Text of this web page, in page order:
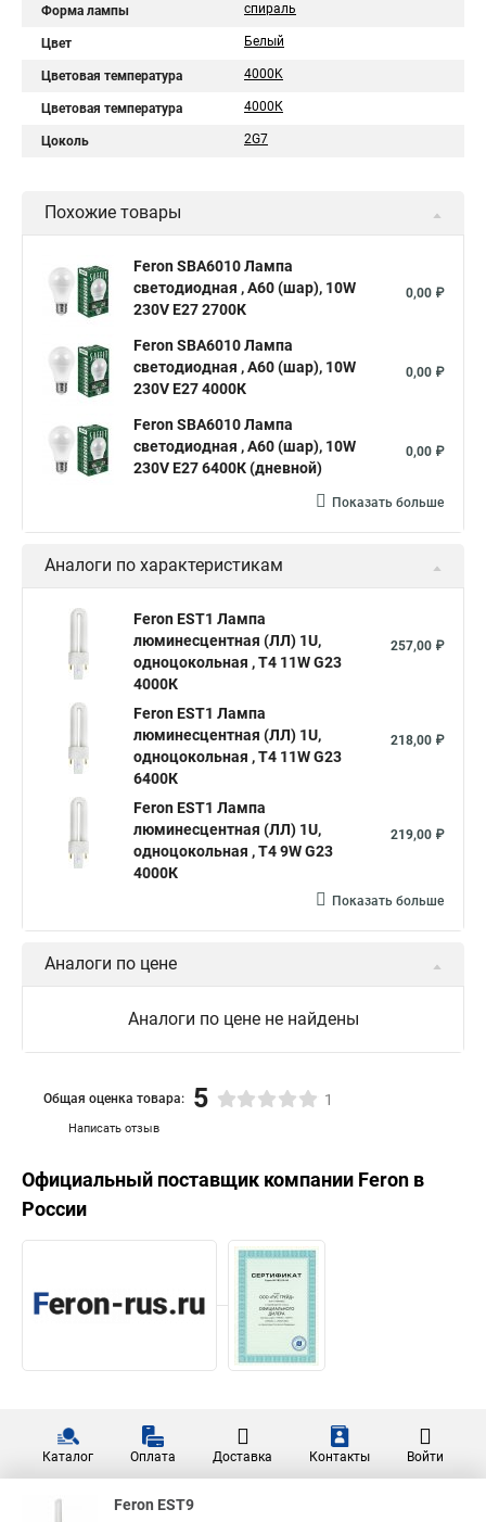
Форма лампы спираль
Цвет Белый
Цветовая температура 4000K
Цветовая температура 4000К
Цоколь 2G7
Похожие товары
Feron SBA6010 Лампа
светодиодная , A60 (шар), 10W
230V E27 2700К
0,00 ₽
Feron SBA6010 Лампа
светодиодная , A60 (шар), 10W
230V E27 4000К
0,00 ₽
Feron SBA6010 Лампа
светодиодная , A60 (шар), 10W
230V E27 6400К (дневной)
0,00 ₽
Показать больше
Аналоги по характеристикам
Feron EST1 Лампа
люминесцентная (ЛЛ) 1U,
одноцокольная , T4 11W G23
4000К
257,00 ₽
Feron EST1 Лампа
люминесцентная (ЛЛ) 1U,
одноцокольная , T4 11W G23
6400К
218,00 ₽
Feron EST1 Лампа
люминесцентная (ЛЛ) 1U,
одноцокольная , T4 9W G23
4000К
219,00 ₽
Показать больше
Аналоги по цене
Аналоги по цене не найдены
Написать отзыв
Общая оценка товара: 5 1
Официальный поставщик компании Feron в
России
Каталог Оплата Доставка Контакты Войти
Feron EST9